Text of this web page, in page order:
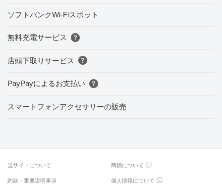
ソフトバンクWi-Fiスポット
無料充電サービス
店頭下取りサービス
PayPayによるお支払い
スマートフォンアクセサリーの販売
当サイトについて 商標について
約款・重要説明事項 個人情報について